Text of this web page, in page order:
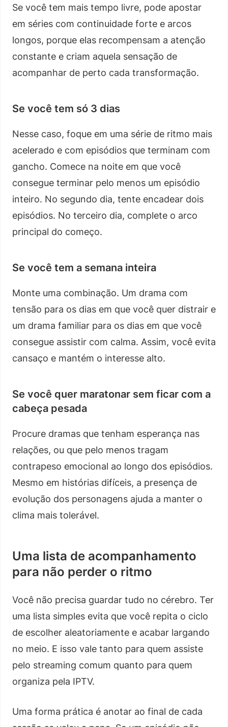
Se você tem mais tempo livre, pode apostar
em séries com continuidade forte e arcos
longos, porque elas recompensam a atenção
constante e criam aquela sensação de
acompanhar de perto cada transformação.
Se você tem só 3 dias
Nesse caso, foque em uma série de ritmo mais
acelerado e com episódios que terminam com
gancho. Comece na noite em que você
consegue terminar pelo menos um episódio
inteiro. No segundo dia, tente encadear dois
episódios. No terceiro dia, complete o arco
principal do começo.
Se você tem a semana inteira
Monte uma combinação. Um drama com
tensão para os dias em que você quer distrair e
um drama familiar para os dias em que você
consegue assistir com calma. Assim, você evita
cansaço e mantém o interesse alto.
Se você quer maratonar sem ficar com a
cabeça pesada
Procure dramas que tenham esperança nas
relações, ou que pelo menos tragam
contrapeso emocional ao longo dos episódios.
Mesmo em histórias difíceis, a presença de
evolução dos personagens ajuda a manter o
clima mais tolerável.
Uma lista de acompanhamento
para não perder o ritmo
Você não precisa guardar tudo no cérebro. Ter
uma lista simples evita que você repita o ciclo
de escolher aleatoriamente e acabar largando
no meio. E isso vale tanto para quem assiste
pelo streaming comum quanto para quem
organiza pela IPTV.
Uma forma prática é anotar ao final de cada